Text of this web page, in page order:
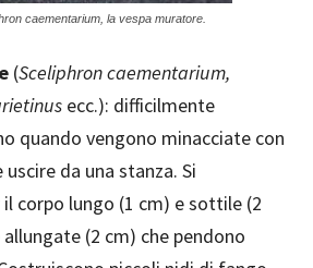
caementarium, la vespa muratore.
(Sceliphron caementarium,
ecc.): difficilmente
quando vengono minacciate con
da una stanza. Si
corpo lungo (1 cm) e sottile (2
(2 cm) che pendono